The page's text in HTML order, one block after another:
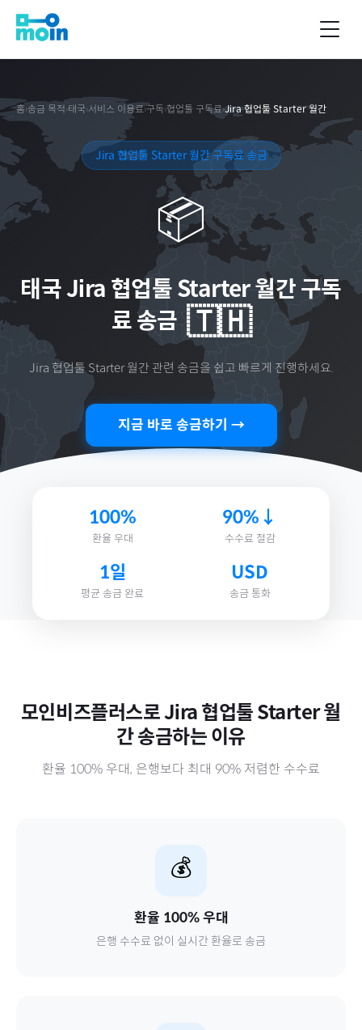
홈›송금 목적›태국›서비스 이용료›구독›협업툴 구독료›Jira 협업툴 Starter 월간
Jira 협업툴 Starter 월간 구독료 송금
📦
태국Jira 협업툴 Starter 월간 구독
료 송금 🇹🇭
Jira 협업툴 Starter 월간 관련 송금을 쉽고 빠르게 진행하세요.
지금 바로 송금하기 →
100%
환율 우대
90%↓
수수료 절감
1일
평균 송금 완료
USD
송금 통화
모인비즈플러스로Jira 협업툴 Starter 월
간송금하는 이유
환율 100% 우대, 은행보다 최대 90% 저렴한 수수료
💰
환율 100% 우대
은행 수수료 없이 실시간 환율로 송금